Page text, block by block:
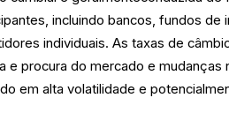
incluindo bancos, fundos de
individuais. As taxas de
e procura do mercado e mudanças
em alta volatilidade e